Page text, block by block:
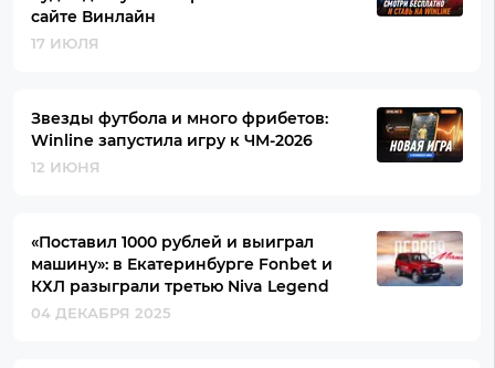
сайте Винлайн
17 ИЮЛЯ
Звезды футбола и много фрибетов:
Winline запустила игру к ЧМ-2026
12 ИЮНЯ
«Поставил 1000 рублей и выиграл
машину»: в Екатеринбурге Fonbet и
КХЛ разыграли третью Niva Legend
04 ДЕКАБРЯ 2025